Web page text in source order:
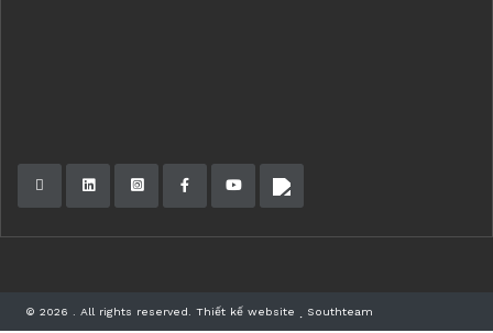
© 2026 . All rights reserved. Thiết kế website Southteam